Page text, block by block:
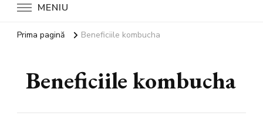
MENIU
Prima pagină Beneficiile kombucha
Beneficiile kombucha